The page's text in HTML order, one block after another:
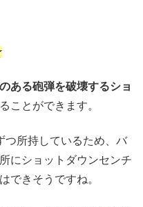
ある砲弾を破壊するショ
ことができます。
つ所持しているため、バ
にショットダウンセンチ
できそうですね。